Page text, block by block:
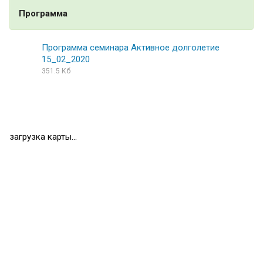
Программа
Программа семинара Активное долголетие
15_02_2020
351.5 Кб
загрузка карты...